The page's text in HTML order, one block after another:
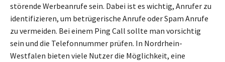
störende Werbeanrufe sein. Dabei ist es wichtig, Anrufer zu
identifizieren, um betrügerische Anrufe oder Spam Anrufe
zu vermeiden. Bei einem Ping Call sollte man vorsichtig
sein und die Telefonnummer prüfen. In Nordrhein-
Westfalen bieten viele Nutzer die Möglichkeit, eine